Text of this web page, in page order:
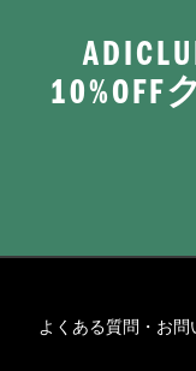
よくある質問・お問